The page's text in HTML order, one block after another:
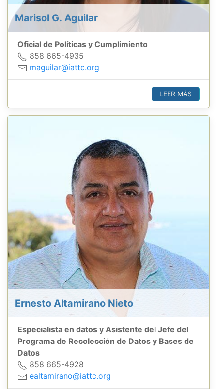
Marisol G. Aguilar
Oficial de Políticas y Cumplimiento
858 665-4935
maguilar@iattc.org
LEER MÁS
Ernesto Altamirano Nieto
Especialista en datos y Asistente del Jefe del
Programa de Recolección de Datos y Bases de
Datos
858 665-4928
ealtamirano@iattc.org